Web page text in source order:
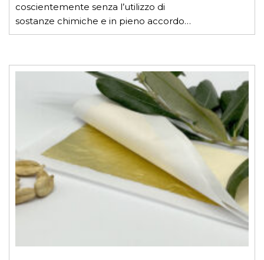
coscientemente senza l’utilizzo di
sostanze chimiche e in pieno accordo
con la natura. *Contiene tracce di pula